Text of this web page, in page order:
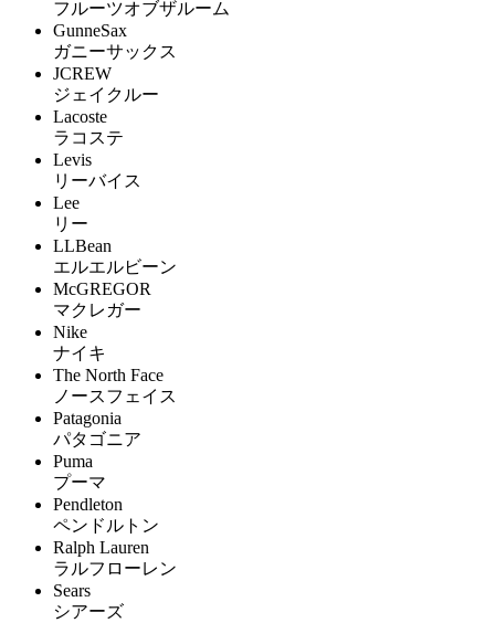
フルーツオブザルーム
GunneSax
ガニーサックス
JCREW
ジェイクルー
Lacoste
ラコステ
Levis
リーバイス
Lee
リー
LLBean
エルエルビーン
McGREGOR
マクレガー
Nike
ナイキ
The North Face
ノースフェイス
Patagonia
パタゴニア
Puma
プーマ
Pendleton
ペンドルトン
Ralph Lauren
ラルフローレン
Sears
シアーズ